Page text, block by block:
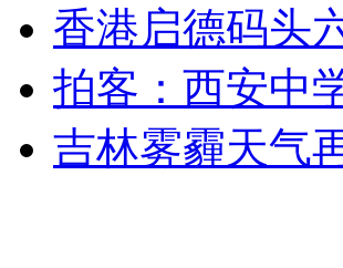
纽约上演“枕头大战”
司机酒驾遇交警 急速倒车逃窜
香港启德码头
拍客：西安中
吉林雾霾天气